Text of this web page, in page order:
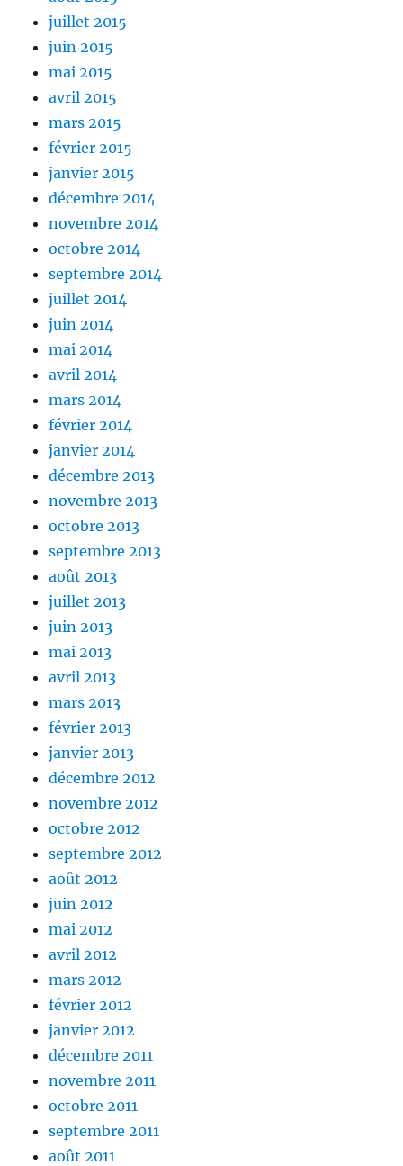
juillet 2015
juin 2015
mai 2015
avril 2015
mars 2015
février 2015
janvier 2015
décembre 2014
novembre 2014
octobre 2014
septembre 2014
juillet 2014
juin 2014
mai 2014
avril 2014
mars 2014
février 2014
janvier 2014
décembre 2013
novembre 2013
octobre 2013
septembre 2013
août 2013
juillet 2013
juin 2013
mai 2013
avril 2013
mars 2013
février 2013
janvier 2013
décembre 2012
novembre 2012
octobre 2012
septembre 2012
août 2012
juin 2012
mai 2012
avril 2012
mars 2012
février 2012
janvier 2012
décembre 2011
novembre 2011
octobre 2011
septembre 2011
août 2011